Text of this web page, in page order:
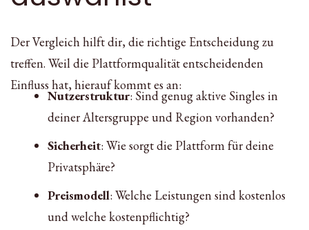
Der Vergleich hilft dir, die richtige Entscheidung zu
treffen. Weil die Plattformqualität entscheidenden
Einfluss hat, hierauf kommt es an:
Nutzerstruktur: Sind genug aktive Singles in
deiner Altersgruppe und Region vorhanden?
Sicherheit: Wie sorgt die Plattform für deine
Privatsphäre?
Preismodell: Welche Leistungen sind kostenlos
und welche kostenpflichtig?